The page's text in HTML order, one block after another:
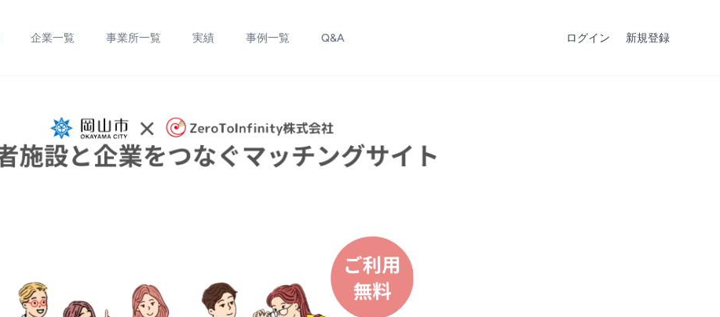
企業一覧 事業所一覧 実績 事例一覧 Q&A ログイン 新規登録